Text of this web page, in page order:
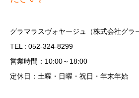
グラマラスヴォヤージュ（株式会社グラ
TEL : 052-324-8299
営業時間：10:00～18:00
定休日：土曜・日曜・祝日・年末年始